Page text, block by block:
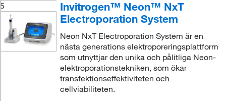
5
Invitrogen™ Neon™ NxT
Electroporation System
Neon NxT Electroporation System är en
nästa generations elektroporeringsplattform
som utnyttjar den unika och pålitliga Neon-
elektroporationstekniken, som ökar
transfektionseffektiviteten och
cellviabiliteten.